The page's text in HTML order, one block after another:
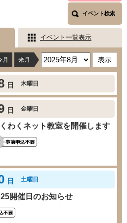
イベント検索
イベント一覧表示
月 来月
日 木曜日
日 金曜日
わくネット教室を開催します
日 土曜日
開催日のお知らせ